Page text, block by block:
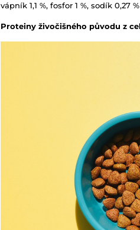
vápník 1,1 %, fosfor 1 %, sodík 0,27 %
Proteiny živočišného původu z